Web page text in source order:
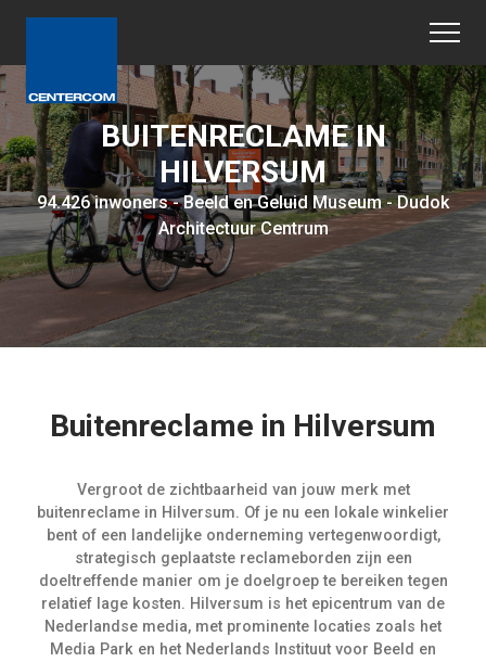
BUITENRECLAME IN
HILVERSUM
94.426 inwoners - Beeld en Geluid Museum - Dudok
Architectuur Centrum
Buitenreclame in Hilversum
Vergroot de zichtbaarheid van jouw merk met
buitenreclame in Hilversum. Of je nu een lokale winkelier
bent of een landelijke onderneming vertegenwoordigt,
strategisch geplaatste reclameborden zijn een
doeltreffende manier om je doelgroep te bereiken tegen
relatief lage kosten. Hilversum is het epicentrum van de
Nederlandse media, met prominente locaties zoals het
Media Park en het Nederlands Instituut voor Beeld en